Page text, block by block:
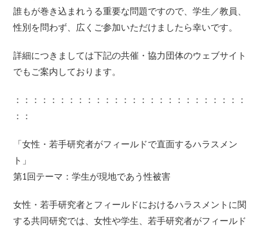
誰もが巻き込まれうる重要な問題ですので、学生／教員、
性別を問わず、広くご参加いただけましたら幸いです。
詳細につきましては下記の共催・協力団体のウェブサイト
でもご案内しております。
：：：：：：：：：：：：：：：：：：：：：：：：：：
：：
「女性・若手研究者がフィールドで直面するハラスメン
ト」
第1回テーマ：学生が現地であう性被害
女性・若手研究者とフィールドにおけるハラスメントに関
する共同研究では、女性や学生、若手研究者がフィールド